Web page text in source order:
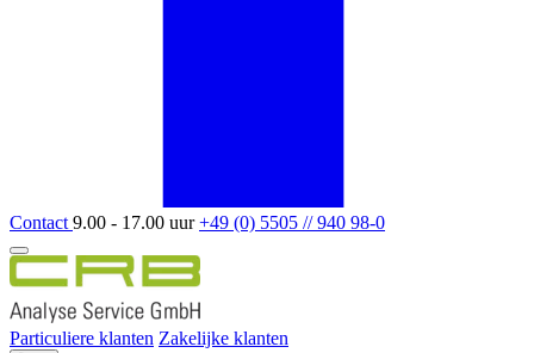
Contact 9.00 - 17.00 uur+49 (0) 5505 // 940 98-0
Particuliere klanten Zakelijke klanten